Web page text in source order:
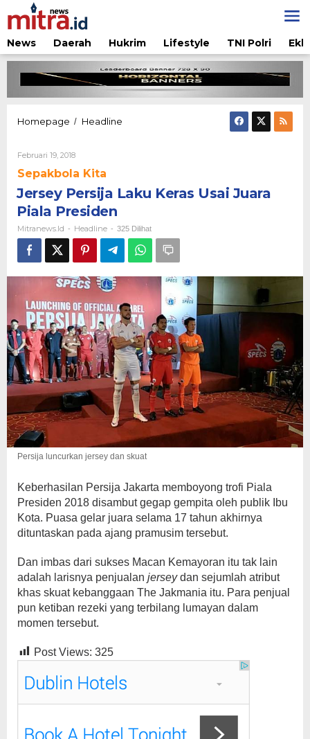
Lewati
ke
konten
News
Daerah Hukrim Lifestyle TNI Polri
Homepage / Headline
Piala
Februari 19, 2018Oleh
Sepakbola Kita
Jersey Persija Laku Keras Usai Juara
Piala Presiden
Mitranews.id - Headline - 325 Dilihat
Persija luncurkan jersey dan skuat
Keberhasilan Persija Jakarta memboyong trofi Piala
Presiden 2018 disambut gegap gempita oleh publik Ibu
Kota. Puasa gelar juara selama 17 tahun akhirnya
dituntaskan pada ajang pramusim tersebut.
Dan imbas dari sukses Macan Kemayoran itu tak lain
adalah larisnya penjualan jerseydan sejumlah atribut
khas skuat kebanggaan The Jakmania itu. Para penjual
pun ketiban rezeki yang terbilang lumayan dalam
momen tersebut.
Post Views: 325